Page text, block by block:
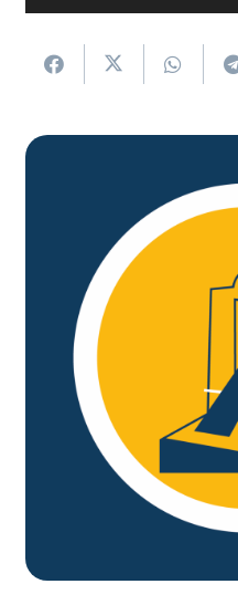
erreproduzigailua